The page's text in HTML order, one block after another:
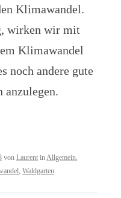
Klimawandel.
wirken wir mit
Klimawandel
noch andere gute
anzulegen.
von Laurent inAllgemein,
, Waldgarten.